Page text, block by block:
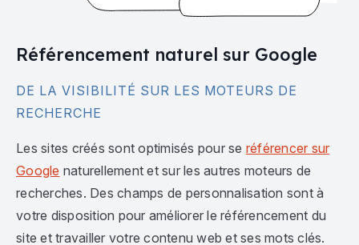
Référencement naturel sur Google
DE LA VISIBILITÉ SUR LES MOTEURS DE
RECHERCHE
Les sites créés sont optimisés pour se référencer sur
Google naturellement et sur les autres moteurs de
recherches. Des champs de personnalisation sont à
votre disposition pour améliorer le référencement du
site et travailler votre contenu web et ses mots clés.